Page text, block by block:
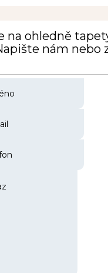
na ohledně
nám nebo